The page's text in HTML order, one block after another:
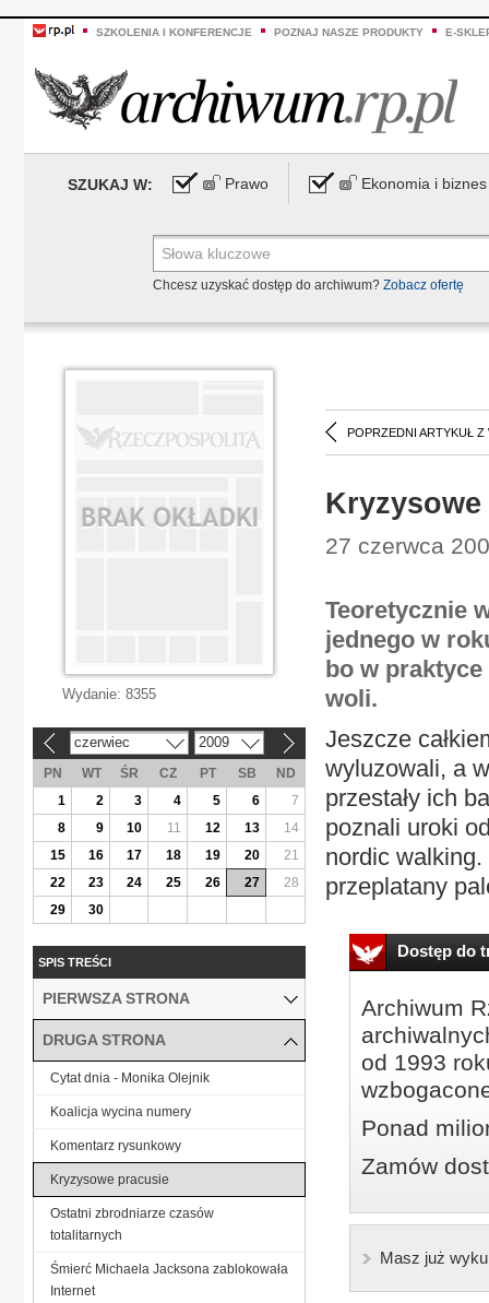
SZKOLENIA I KONFERENCJE POZNAJ NASZE PRODUKTY E-
SZUKAJ W: Prawo Ekonomia i biznes
Chcesz uzyskać dostęp do archiwum? Zobacz ofertę
POPRZEDNI ARTYKUŁ Z
27 czerwca
Teoretycznie
jednego w
bo w praktyce
woli.
Jeszcze
wyluzowali, a
przestały ich
poznali uroki
nordic
przeplatany
Dostęp do
Archiwum
od 1993
Ponad
Zamów
Masz już
Wydanie: 8355
czerwiec 2009
PN WT ŚR CZ PT SB
ND
1
2 3 4 5 6
7
8
9 10 11 12 13
14
15
16 17 18 19 20
21
22
23 24 25 26 27
28
29
30
SPIS TREŚCI
PIERWSZA STRONA
DRUGA STRONA
Cytat dnia - Monika Olejnik
Koalicja wycina numery
Komentarz rysunkowy
Kryzysowe pracusie
Ostatni zbrodniarze czasów
totalitarnych
Śmierć Michaela Jacksona zablokowała
Internet